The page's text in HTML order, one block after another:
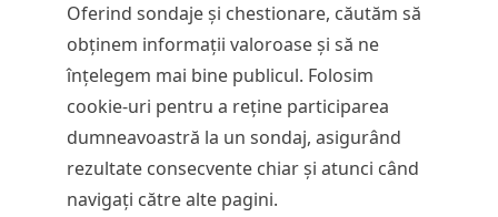
Oferind sondaje și chestionare, căutăm să
obținem informații valoroase și să ne
înțelegem mai bine publicul. Folosim
cookie-uri pentru a reține participarea
dumneavoastră la un sondaj, asigurând
rezultate consecvente chiar și atunci când
navigați către alte pagini.